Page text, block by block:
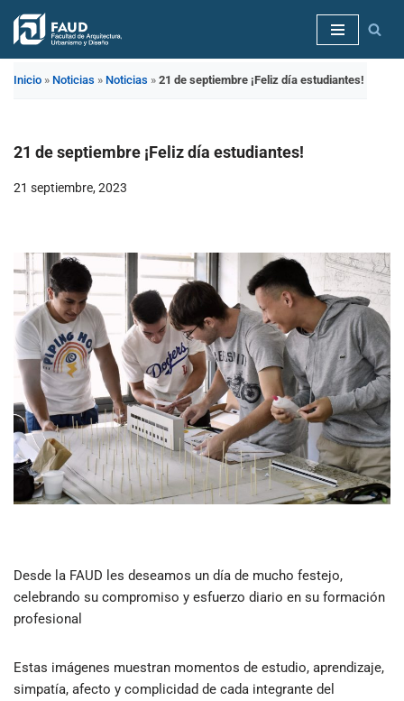
Saltar
Inicio » Noticias » Noticias » 21 de septiembre ¡Feliz día estudiantes!
21 de septiembre ¡Feliz día estudiantes!
21 septiembre, 2023
Desde la FAUD les deseamos un día de mucho festejo,
celebrando su compromiso y esfuerzo diario en su formación
profesional
Estas imágenes muestran momentos de estudio, aprendizaje,
simpatía, afecto y complicidad de cada integrante del